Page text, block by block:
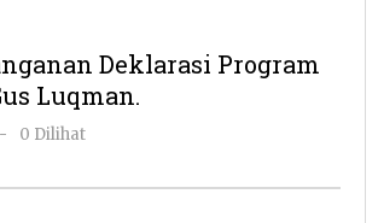
Deklarasi Program
Luqman.
oleh
-
0 Dilihat